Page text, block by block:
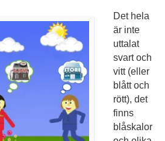
Det hela
är inte
uttalat
svart och
vitt (eller
blått och
rött), det
finns
blåskalor